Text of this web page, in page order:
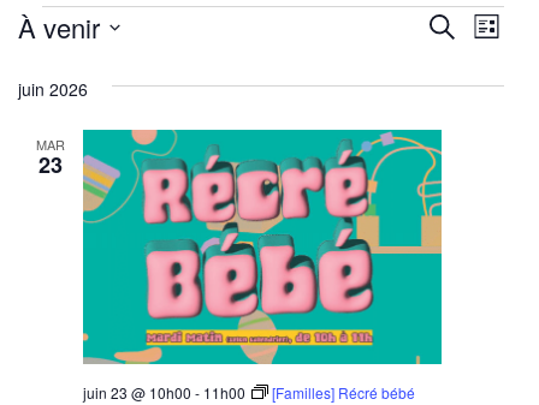
Évènements
et
de
vues
Recherche
Liste
À venir
une
juin 2026
MAR
23
juin 23 @ 10h00 - 11h00 [Familles] Récré bébé